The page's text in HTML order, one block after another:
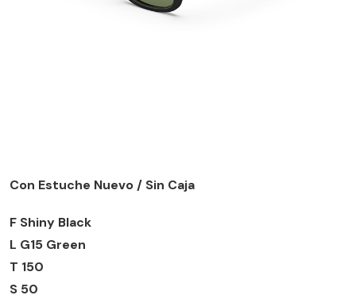
Con Estuche Nuevo / Sin Caja
F Shiny Black
L G15 Green
T 150
S 50